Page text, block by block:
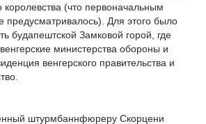
королевства (что первоначальным
предусматривалось). Для этого было
будапештской Замковой горой, где
министерства обороны и
венгерского правительства и
штурмбаннфюреру Скорцени